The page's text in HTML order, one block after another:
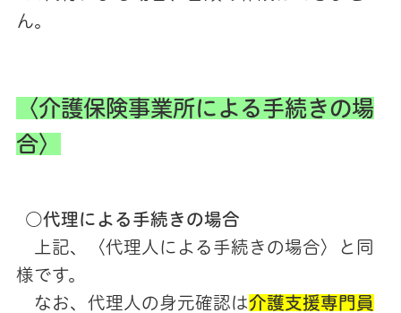
ん。
〈介護保険事業所による手続きの場
合〉
○代理による手続きの場合
上記、〈代理人による手続きの場合〉と同
様です。
なお、代理人の身元確認は介護支援専門員